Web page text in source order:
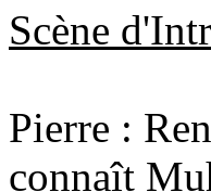
Scène
Pierre :
connaît